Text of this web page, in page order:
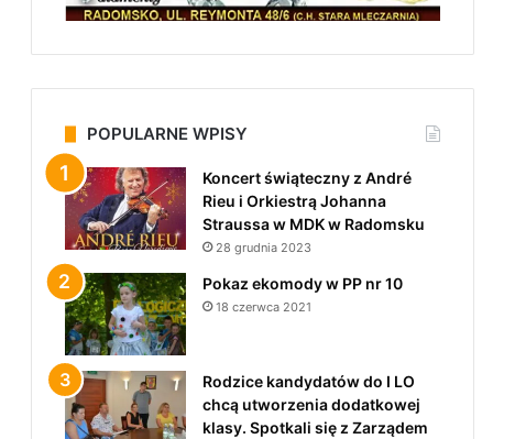
POPULARNE WPISY
Koncert świąteczny z André
Rieu i Orkiestrą Johanna
Straussa w MDK w Radomsku
28 grudnia 2023
Pokaz ekomody w PP nr 10
18 czerwca 2021
Rodzice kandydatów do I LO
chcą utworzenia dodatkowej
klasy. Spotkali się z Zarządem